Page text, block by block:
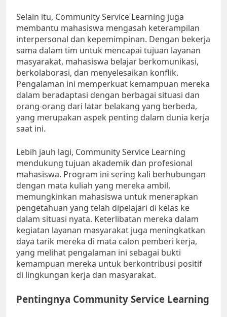
Selain itu, Community Service Learning juga
membantu mahasiswa mengasah keterampilan
interpersonal dan kepemimpinan. Dengan bekerja
sama dalam tim untuk mencapai tujuan layanan
masyarakat, mahasiswa belajar berkomunikasi,
berkolaborasi, dan menyelesaikan konflik.
Pengalaman ini memperkuat kemampuan mereka
dalam beradaptasi dengan berbagai situasi dan
orang-orang dari latar belakang yang berbeda,
yang merupakan aspek penting dalam dunia kerja
saat ini.
Lebih jauh lagi, Community Service Learning
mendukung tujuan akademik dan profesional
mahasiswa. Program ini sering kali berhubungan
dengan mata kuliah yang mereka ambil,
memungkinkan mahasiswa untuk menerapkan
pengetahuan yang telah dipelajari di kelas ke
dalam situasi nyata. Keterlibatan mereka dalam
kegiatan layanan masyarakat juga meningkatkan
daya tarik mereka di mata calon pemberi kerja,
yang melihat pengalaman ini sebagai bukti
kemampuan mereka untuk berkontribusi positif
di lingkungan kerja dan masyarakat.
Pentingnya Community Service Learning